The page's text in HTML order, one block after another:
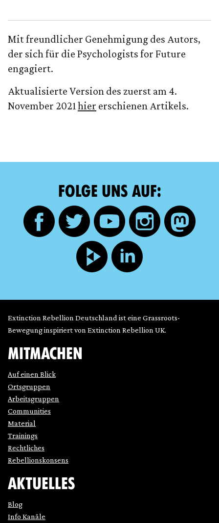
Mit freundlicher Genehmigung des Autors,
der sich für die Psychologists for Future
engagiert.
Aktualisierte Version des zuerst am 4.
November 2021 hier erschienen Artikels.
FOLGE UNS AUF:
Extinction Rebellion Deutschland ist eine Grassroots-
Bewegung inspiriert von Extinction Rebellion UK.
MITMACHEN
Auf einen Blick
Ortsgruppen
Arbeitsgruppen
Communities
Material
Trainings
Rechtliches
Rebellionskonsens
AKTUELLES
Blog
Info Kanäle